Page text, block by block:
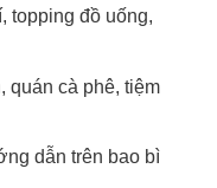
topping đồ uống,
quán cà phê, tiệm
dẫn trên bao bì